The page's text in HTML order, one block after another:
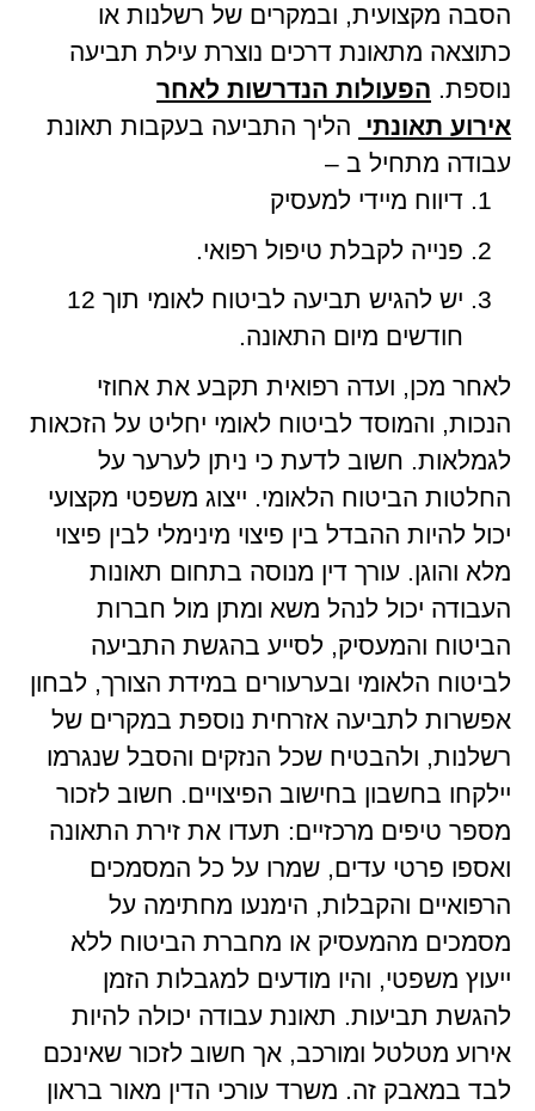
הסבה מקצועית, ובמקרים של רשלנות או
כתוצאה מתאונת דרכים נוצרת עילת תביעה
נוספת. הפעולות הנדרשות לאחר
אירוע תאונתי
הליך התביעה בעקבות תאונת
עבודה מתחיל ב –
דיווח מיידי למעסיק
פנייה לקבלת טיפול רפואי.
יש להגיש תביעה לביטוח לאומי תוך 12
חודשים מיום התאונה.
לאחר מכן, ועדה רפואית תקבע את אחוזי
הנכות, והמוסד לביטוח לאומי יחליט על הזכאות
לגמלאות. חשוב לדעת כי ניתן לערער על
החלטות הביטוח הלאומי. ייצוג משפטי מקצועי
יכול להיות ההבדל בין פיצוי מינימלי לבין פיצוי
מלא והוגן. עורך דין מנוסה בתחום תאונות
העבודה יכול לנהל משא ומתן מול חברות
הביטוח והמעסיק, לסייע בהגשת התביעה
לביטוח הלאומי ובערעורים במידת הצורך, לבחון
אפשרות לתביעה אזרחית נוספת במקרים של
רשלנות, ולהבטיח שכל הנזקים והסבל שנגרמו
יילקחו בחשבון בחישוב הפיצויים. חשוב לזכור
מספר טיפים מרכזיים: תעדו את זירת התאונה
ואספו פרטי עדים, שמרו על כל המסמכים
הרפואיים והקבלות, הימנעו מחתימה על
מסמכים מהמעסיק או מחברת הביטוח ללא
ייעוץ משפטי, והיו מודעים למגבלות הזמן
להגשת תביעות. תאונת עבודה יכולה להיות
אירוע מטלטל ומורכב, אך חשוב לזכור שאינכם
לבד במאבק זה. משרד עורכי הדין מאור בראון